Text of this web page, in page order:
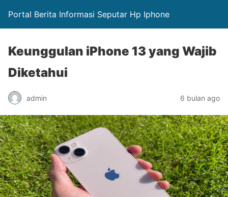
Portal Berita Informasi Seputar Hp Iphone
Keunggulan iPhone 13 yang Wajib
Diketahui
admin 6 bulan ago